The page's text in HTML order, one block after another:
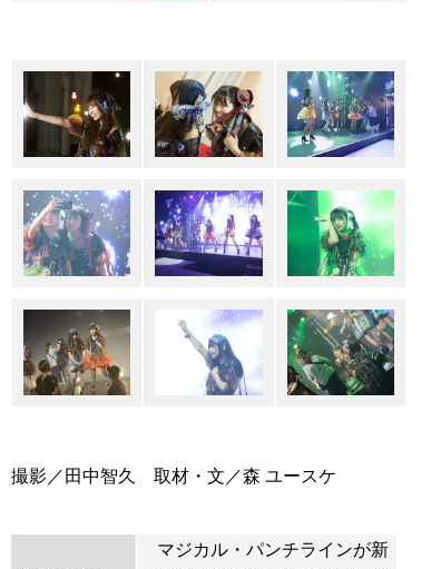
マジカル・パンチラインが新